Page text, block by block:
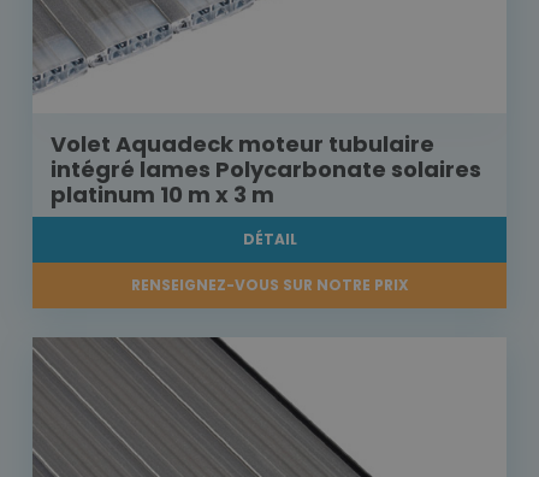
Volet Aquadeck moteur tubulaire
intégré lames Polycarbonate solaires
platinum 10 m x 3 m
DÉTAIL
RENSEIGNEZ-VOUS SUR NOTRE PRIX